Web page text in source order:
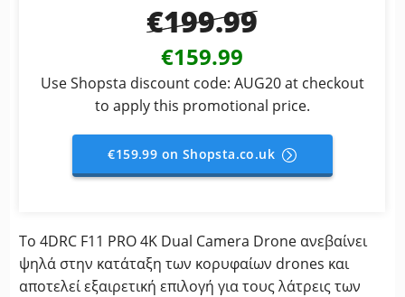
€199.99
€159.99
Use Shopsta discount code: AUG20 at checkout
to apply this promotional price.
€159.99 on Shopsta.co.uk
Το 4DRC F11 PRO 4K Dual Camera Drone ανεβαίνει
ψηλά στην κατάταξη των κορυφαίων drones και
αποτελεί εξαιρετική επιλογή για τους λάτρεις των